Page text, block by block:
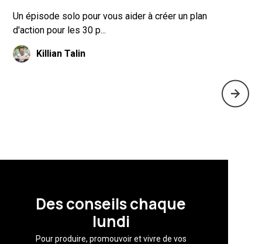
Un épisode solo pour vous aider à créer un plan
d'action pour les 30 p...
Killian Talin
Des conseils chaque
lundi
Pour produire, promouvoir et vivre de vos